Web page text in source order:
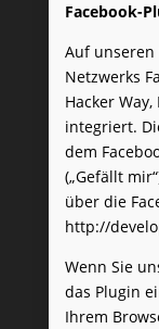
Facebook-
Auf unseren
Netzwerks
Hacker
integriert.
dem
(„Gefällt
über die
http://
Wenn Sie
das Plugin
Ihrem